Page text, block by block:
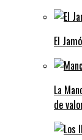
El
La
de